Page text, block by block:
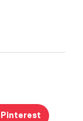
Pinterest